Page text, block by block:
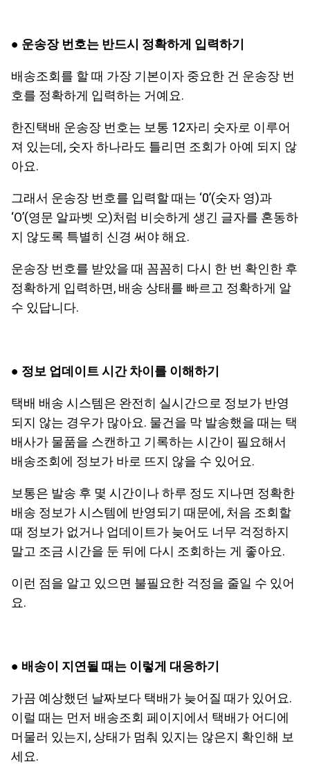
● 운송장 번호는 반드시 정확하게 입력하기
배송조회를 할 때 가장 기본이자 중요한 건 운송장 번
호를 정확하게 입력하는 거예요.
한진택배 운송장 번호는 보통 12자리 숫자로 이루어
져 있는데, 숫자 하나라도 틀리면 조회가 아예 되지 않
아요.
그래서 운송장 번호를 입력할 때는 ‘0’(숫자 영)과
‘O’(영문 알파벳 오)처럼 비슷하게 생긴 글자를 혼동하
지 않도록 특별히 신경 써야 해요.
운송장 번호를 받았을 때 꼼꼼히 다시 한 번 확인한 후
정확하게 입력하면, 배송 상태를 빠르고 정확하게 알
수 있답니다.
● 정보 업데이트 시간 차이를 이해하기
택배 배송 시스템은 완전히 실시간으로 정보가 반영
되지 않는 경우가 많아요. 물건을 막 발송했을 때는 택
배사가 물품을 스캔하고 기록하는 시간이 필요해서
배송조회에 정보가 바로 뜨지 않을 수 있어요.
보통은 발송 후 몇 시간이나 하루 정도 지나면 정확한
배송 정보가 시스템에 반영되기 때문에, 처음 조회할
때 정보가 없거나 업데이트가 늦어도 너무 걱정하지
말고 조금 시간을 둔 뒤에 다시 조회하는 게 좋아요.
이런 점을 알고 있으면 불필요한 걱정을 줄일 수 있어
요.
● 배송이 지연될 때는 이렇게 대응하기
가끔 예상했던 날짜보다 택배가 늦어질 때가 있어요.
이럴 때는 먼저 배송조회 페이지에서 택배가 어디에
머물러 있는지, 상태가 멈춰 있지는 않은지 확인해 보
세요.